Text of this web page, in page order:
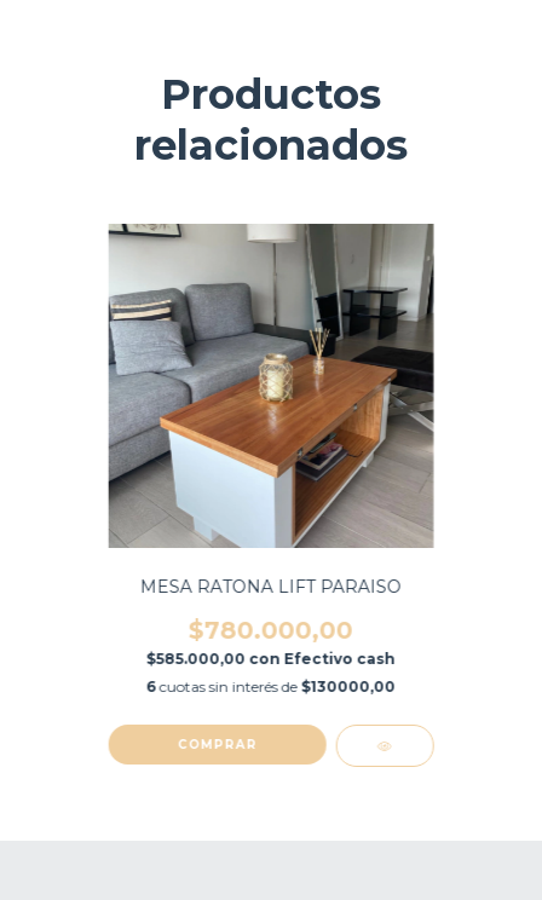
Productos
relacionados
MESA RATONA LIFT PARAISO
$780.000,00
$585.000,00 con Efectivo cash
6cuotas sin interés de $130000,00